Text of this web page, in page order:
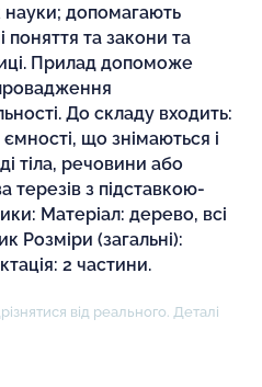
допомагають
поняття та закони та
Прилад допоможе
До складу входить:
ємності, що знімаються і
тіла, речовини або
терезів з підставкою-
Матеріал: дерево, всі
Розміри (загальні):
2 частини.
від реального. Деталі